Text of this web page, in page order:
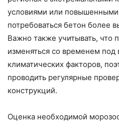
условиями или
потребоваться бетон более
Важно также учитывать, что
изменяться со временем под
климатических факторов,
проводить регулярные
конструкций.
Оценка необходимой